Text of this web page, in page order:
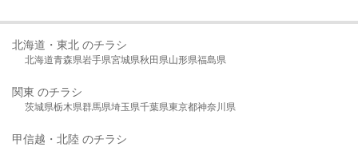
北海道・東北 のチラシ
北海道青森県岩手県宮城県秋田県山形県福島県
関東 のチラシ
茨城県栃木県群馬県埼玉県千葉県東京都神奈川県
甲信越・北陸 のチラシ